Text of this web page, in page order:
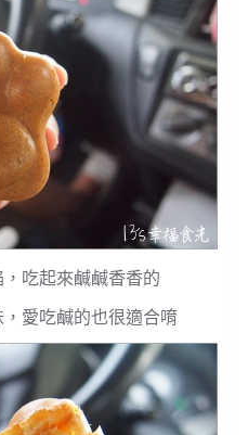
吃起來鹹鹹香香的
愛吃鹹的也很適合唷